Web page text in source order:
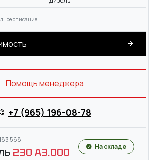
описание
Помощь менеджера
+7 (965) 196-08-78
568
230 A3.000 На складе